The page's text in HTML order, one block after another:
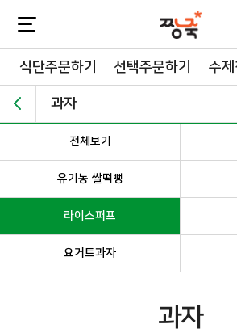
식단주문하기 선택주문하기 수제
과자
전체보기
유기농 쌀떡뻥
라이스퍼프
요거트과자
과자